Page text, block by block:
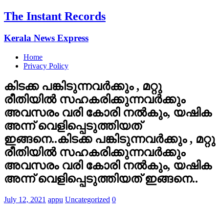
The Instant Records
Kerala News Express
Home
Privacy Policy
കിടക്ക പങ്കിടുന്നവര്‍ക്കും , മറ്റു
രീതിയില്‍ സഹകരിക്കുന്നവര്‍ക്കും
അവസരം വരി കോരി നല്‍കും, യഷിക
അന്ന് വെളിപ്പെടുത്തിയത്
ഇങ്ങനെ..കിടക്ക പങ്കിടുന്നവര്‍ക്കും , മറ്റു
രീതിയില്‍ സഹകരിക്കുന്നവര്‍ക്കും
അവസരം വരി കോരി നല്‍കും, യഷിക
അന്ന് വെളിപ്പെടുത്തിയത് ഇങ്ങനെ..
July 12, 2021 appu Uncategorized 0